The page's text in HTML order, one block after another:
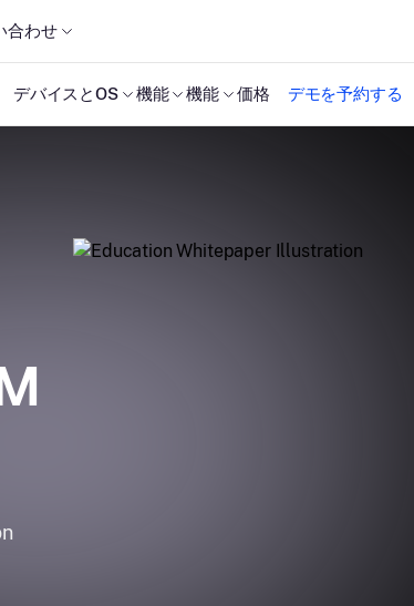
合わせ
デバイスとOS 機能 機能 価格 デモを予約する